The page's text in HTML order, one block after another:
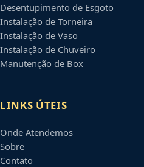
Desentupimento de Esgoto
Instalação de Torneira
Instalação de Vaso
Instalação de Chuveiro
Manutenção de Box
LINKS ÚTEIS
Onde Atendemos
Sobre
Contato